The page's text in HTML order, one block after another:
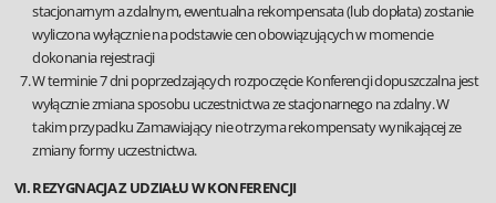
stacjonarnym a zdalnym, ewentualna rekompensata (lub dopłata) zostanie
wyliczona wyłącznie na podstawie cen obowiązujących w momencie
dokonania rejestracji
W terminie 7 dni poprzedzających rozpoczęcie Konferencji dopuszczalna jest
wyłącznie zmiana sposobu uczestnictwa ze stacjonarnego na zdalny. W
takim przypadku Zamawiający nie otrzyma rekompensaty wynikającej ze
zmiany formy uczestnictwa.
VI. REZYGNACJA Z UDZIAŁU W KONFERENCJI